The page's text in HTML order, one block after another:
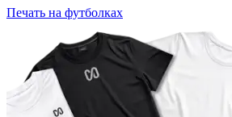
Печать на футболках